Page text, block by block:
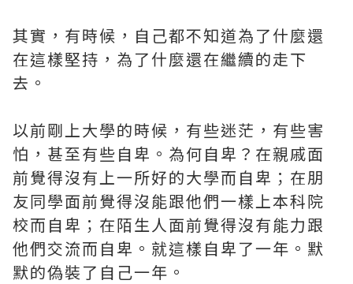
其實，有時候，自己都不知道為了什麼還
在這樣堅持，為了什麼還在繼續的走下
去。
以前剛上大學的時候，有些迷茫，有些害
怕，甚至有些自卑。為何自卑？在親戚面
前覺得沒有上一所好的大學而自卑；在朋
友同學面前覺得沒能跟他們一樣上本科院
校而自卑；在陌生人面前覺得沒有能力跟
他們交流而自卑。就這樣自卑了一年。默
默的偽裝了自己一年。